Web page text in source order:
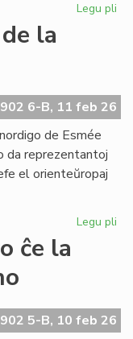
Legu pli
la
6-B, 11 feb 26
de Esmée
da reprezentantoj
el orienteŭropaj
Legu pli
de
ĉe la
5-B, 10 feb 26